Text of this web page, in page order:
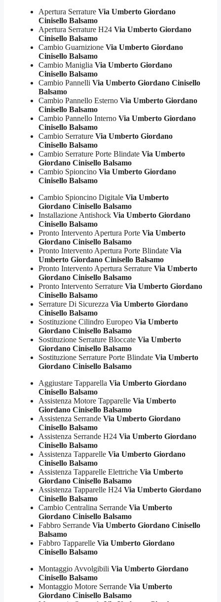
Apertura Serrature Via Umberto Giordano
Cinisello Balsamo
Apertura Serrature H24 Via Umberto Giordano
Cinisello Balsamo
Cambio Guarnizione Via Umberto Giordano
Cinisello Balsamo
Cambio Maniglia Via Umberto Giordano
Cinisello Balsamo
Cambio Pannelli Via Umberto Giordano Cinisello
Balsamo
Cambio Pannello Esterno Via Umberto Giordano
Cinisello Balsamo
Cambio Pannello Interno Via Umberto Giordano
Cinisello Balsamo
Cambio Serrature Via Umberto Giordano
Cinisello Balsamo
Cambio Serrature Porte Blindate Via Umberto
Giordano Cinisello Balsamo
Cambio Spioncino Via Umberto Giordano
Cinisello Balsamo
Cambio Spioncino Digitale Via Umberto
Giordano Cinisello Balsamo
Installazione Antishock Via Umberto Giordano
Cinisello Balsamo
Pronto Intervento Apertura Porte Via Umberto
Giordano Cinisello Balsamo
Pronto Intervento Apertura Porte Blindate Via
Umberto Giordano Cinisello Balsamo
Pronto Intervento Apertura Serrature Via Umberto
Giordano Cinisello Balsamo
Pronto Intervento Serrature Via Umberto Giordano
Cinisello Balsamo
Serrature Di Sicurezza Via Umberto Giordano
Cinisello Balsamo
Sostituzione Cilindro Europeo Via Umberto
Giordano Cinisello Balsamo
Sostituzione Serrature Bloccate Via Umberto
Giordano Cinisello Balsamo
Sostituzione Serrature Porte Blindate Via Umberto
Giordano Cinisello Balsamo
Aggiustare Tapparella Via Umberto Giordano
Cinisello Balsamo
Assistenza Motore Tapparelle Via Umberto
Giordano Cinisello Balsamo
Assistenza Serrande Via Umberto Giordano
Cinisello Balsamo
Assistenza Serrande H24 Via Umberto Giordano
Cinisello Balsamo
Assistenza Tapparelle Via Umberto Giordano
Cinisello Balsamo
Assistenza Tapparelle Elettriche Via Umberto
Giordano Cinisello Balsamo
Assistenza Tapparelle H24 Via Umberto Giordano
Cinisello Balsamo
Cambio Centralina Serrande Via Umberto
Giordano Cinisello Balsamo
Fabbro Serrande Via Umberto Giordano Cinisello
Balsamo
Fabbro Tapparelle Via Umberto Giordano
Cinisello Balsamo
Montaggio Avvolgibili Via Umberto Giordano
Cinisello Balsamo
Montaggio Motore Serrande Via Umberto
Giordano Cinisello Balsamo